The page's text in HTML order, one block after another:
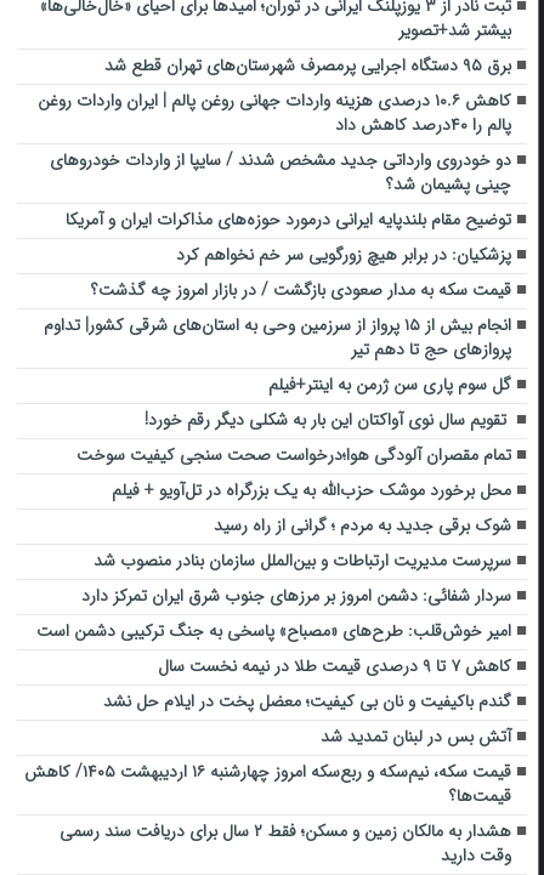
ثبت نادر از ۳ یوزپلنگ ایرانی در توران؛ امیدها برای احیای «خال‌خالی‌ها»
بیشتر شد+تصویر
برق ۹۵ دستگاه اجرایی پرمصرف شهرستان‌های تهران قطع شد
کاهش ۱۰.۶ درصدی هزینه واردات جهانی روغن پالم | ایران واردات روغن
پالم را ۴۰درصد کاهش داد
دو خودروی وارداتی جدید مشخص شدند / سایپا از واردات خودروهای
چینی پشیمان شد؟
توضیح مقام بلندپایه ایرانی درمورد حوزه‌های مذاکرات ایران و آمریکا
پزشکیان: در برابر هیچ زورگویی سر خم نخواهم کرد
قیمت سکه به مدار صعودی بازگشت / در بازار امروز چه گذشت؟
انجام بیش از ۱۵ پرواز از سرزمین وحی به استان‌های شرقی کشور| تداوم
پروازهای حج تا دهم تیر
گل سوم پاری سن ژرمن به اینتر+فیلم
تقویم سال نوی آواکتان این بار به شکلی دیگر رقم خورد!
تمام مقصران آلودگی هوا؛درخواست صحت سنجی کیفیت سوخت
محل برخورد موشک حزب‌الله به یک بزرگراه در تل‌آویو + فیلم
شوک برقی جدید به مردم ؛ گرانی از راه رسید
سرپرست مدیریت ارتباطات و بین‌الملل سازمان بنادر منصوب شد
سردار شفائی: دشمن امروز بر مرزهای جنوب شرق‌ ایران تمرکز دارد
امیر خوش‌قلب: طرح‌های «مصباح» پاسخی به جنگ ترکیبی دشمن است
کاهش ۷ تا ۹ درصدی قیمت طلا در نیمه نخست سال
گندم باکیفیت و نان بی کیفیت؛ معضل پخت در ایلام حل نشد
آتش بس در لبنان تمدید شد
قیمت سکه، نیم‌سکه و ربع‌سکه امروز چهارشنبه ۱۶ اردیبهشت ۱۴۰۵/ کاهش
قیمت‌ها؟
هشدار به مالکان زمین و مسکن؛ فقط ۲ سال برای دریافت سند رسمی
وقت دارید